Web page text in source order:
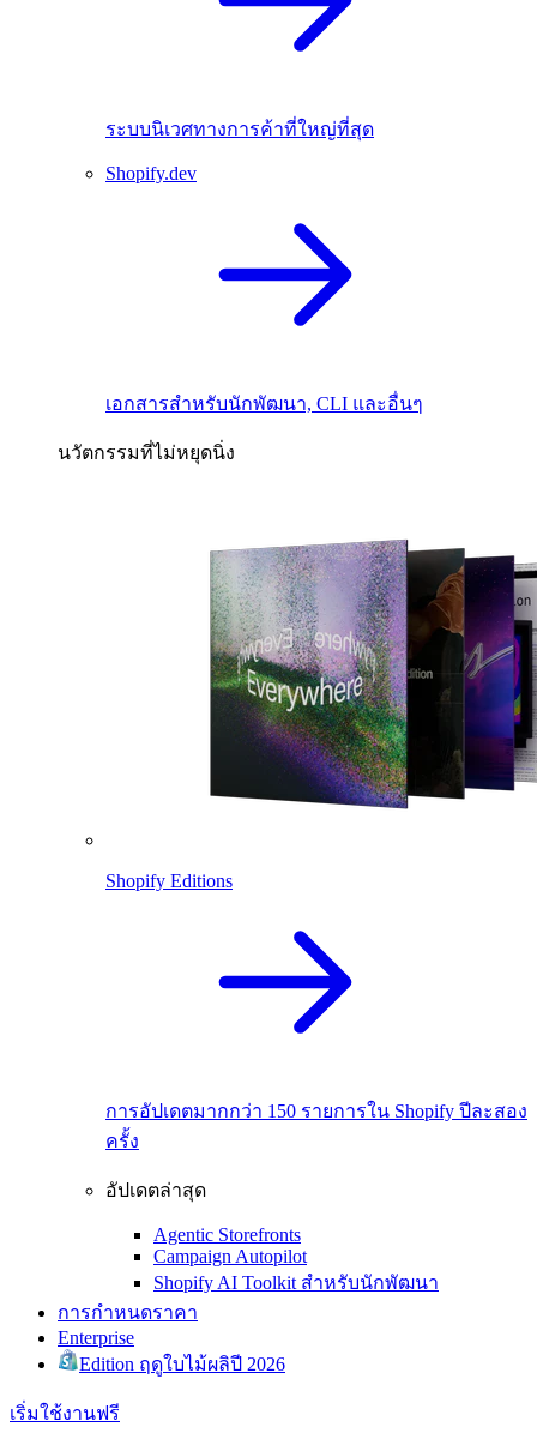
ระบบนิเวศทางการค้าที่ใหญ่ที่สุด
Shopify.dev
เอกสารสำหรับนักพัฒนา, CLI และอื่นๆ
นวัตกรรมที่ไม่หยุดนิ่ง
Shopify Editions
การอัปเดตมากกว่า 150 รายการใน Shopify ปีละสอง
ครั้ง
อัปเดตล่าสุด
Agentic Storefronts
Campaign Autopilot
Shopify AI Toolkit สำหรับนักพัฒนา
การกำหนดราคา
Enterprise
Edition ฤดูใบไม้ผลิปี 2026
เริ่มใช้งานฟรี